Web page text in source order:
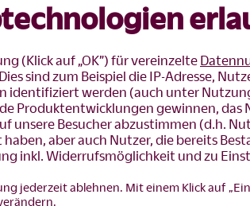
(Klick auf „OK”) für vereinzelte
sind zum Beispiel die IP-Adresse,
werden (auch unter
Produktentwicklungen gewinnen,
unsere Besucher abzustimmen (d.h.
aber auch Nutzer, die bereits
inkl. Widerrufsmöglichkeit und zu
jederzeit ablehnen. Mit einem Klick auf
Hierfür entstehen keine